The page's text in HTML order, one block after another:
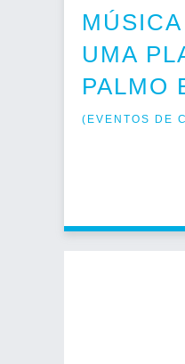
UMA
PALMO
( EVENTOS DE